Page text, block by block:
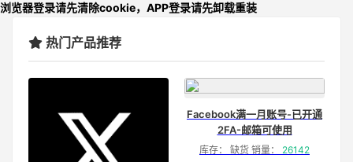
浏览器登录请先清除cookie，APP登录请先卸载重装
热门产品推荐
Facebook满一月账号-已开通
2FA-邮箱可使用
库存： 缺货 销量： 26142